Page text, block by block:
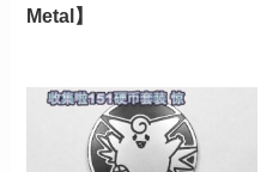
Metal】